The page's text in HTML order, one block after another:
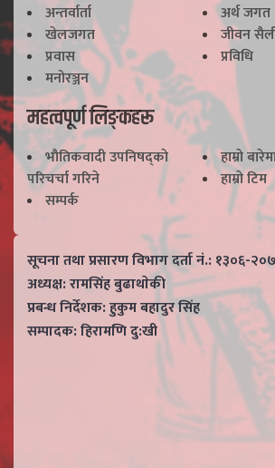
अन्तर्वार्ता
अर्थ जगत
खेलजगत
जीवन
प्रवास
प्रविधि
मनोरञ्जन
महत्वपूर्ण लिङ्कहरू
भाैतिकवादी उपनिषद्काे
परिचर्चा गरिने
हाम्राे
हाम्राे टिम
सम्पर्क
सूचना तथा प्रसारण विभाग दर्ता नं.: १३०६-
अध्यक्ष: रामसिंह बुढाथाेकी
प्रबन्ध निर्देशक: हुकुम बहादुर सिंह
सम्पादक: हिरामणि दु:खी